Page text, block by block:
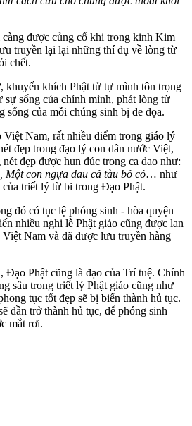
được củng cố khi trong kinh Kim
truyền lại lại những thí dụ về lòng từ
chết.
khuyến khích Phật tử tự mình tôn trọng
sự sống của chính mình, phát lòng từ
sống của mỗi chúng sinh bị đe dọa.
Nam, rất nhiều điểm trong giáo lý
đẹp trong đạo lý con dân nước Việt,
đẹp được hun đúc trong ca dao như:
con ngựa đau cả tàu bỏ cỏ… như
triết lý từ bi trong Đạo Phật.
đó có tục lệ phóng sinh - hòa quyện
nhiều nghi lễ Phật giáo cũng được lan
Nam và đã được lưu truyền hàng
Đạo Phật cũng là đạo của Trí tuệ. Chính
sâu trong triết lý Phật giáo cũng như
tục tốt đẹp sẽ bị biến thành hủ tục.
dần trở thành hủ tục, để phóng sinh
mắt rơi.